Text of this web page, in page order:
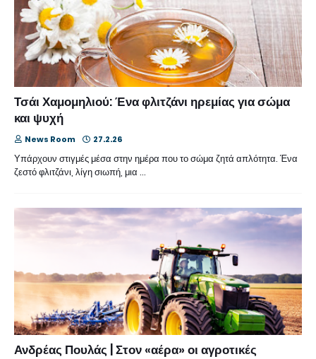
Τσάι Χαμομηλιού: Ένα φλιτζάνι ηρεμίας για σώμα
και ψυχή
News Room 27.2.26
Υπάρχουν στιγμές μέσα στην ημέρα που το σώμα ζητά απλότητα. Ένα
ζεστό φλιτζάνι, λίγη σιωπή, μια …
Ανδρέας Πουλάς | Στον «αέρα» οι αγροτικές